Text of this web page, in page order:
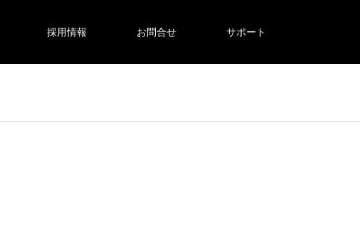
採用情報 お問合せ サポート